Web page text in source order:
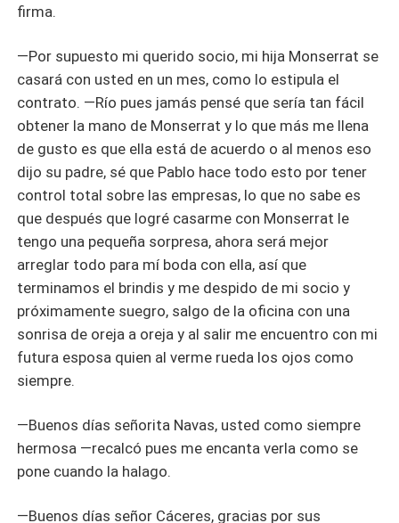
firma.
—Por supuesto mi querido socio, mi hija Monserrat se
casará con usted en un mes, como lo estipula el
contrato. —Río pues jamás pensé que sería tan fácil
obtener la mano de Monserrat y lo que más me llena
de gusto es que ella está de acuerdo o al menos eso
dijo su padre, sé que Pablo hace todo esto por tener
control total sobre las empresas, lo que no sabe es
que después que logré casarme con Monserrat le
tengo una pequeña sorpresa, ahora será mejor
arreglar todo para mí boda con ella, así que
terminamos el brindis y me despido de mi socio y
próximamente suegro, salgo de la oficina con una
sonrisa de oreja a oreja y al salir me encuentro con mi
futura esposa quien al verme rueda los ojos como
siempre.
—Buenos días señorita Navas, usted como siempre
hermosa —recalcó pues me encanta verla como se
pone cuando la halago.
—Buenos días señor Cáceres, gracias por sus